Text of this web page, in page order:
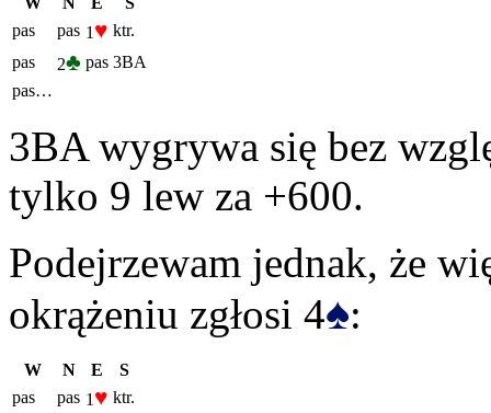
pas
pas 1 ♥ ktr.
pas
2♣ pas 3BA
pas…
3BA wygrywa się bez
tylko 9 lew za +600.
Podejrzewam jednak, że
okrążeniu zgłosi 4♠:
W N E
S
pas
pas 1 ♥ ktr.